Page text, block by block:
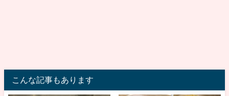
こんな記事もあります